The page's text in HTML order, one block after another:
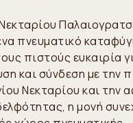
πνευματικό
πιστούς ευκαιρία
και σύνδεση με την
Νεκταρίου και την
η μονή